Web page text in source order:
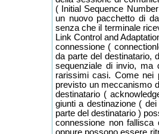
( Initial Sequence
un nuovo pacchetto di
senza che il terminale
Link Control and
connessione (
da parte del destinatario,
sequenziale di invio, ma
rarissimi casi. Come nei
previsto un meccanismo
destinatario (
giunti a destinazione (
parte del destinatario )
connessione non